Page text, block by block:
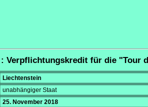
Verpflichtungskredit für die "Tour
Liechtenstein
unabhängiger Staat
25. November 2018